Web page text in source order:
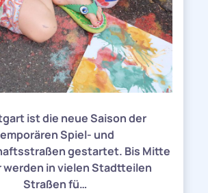
ist die neue Saison der
Spiel- und
gestartet. Bis Mitte
werden in vielen Stadtteilen
Straßen fü…